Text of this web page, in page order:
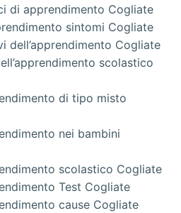
di apprendimento Cogliate
sintomi Cogliate
dell’apprendimento Cogliate
scolastico
di tipo misto
nei bambini
scolastico Cogliate
Test Cogliate
cause Cogliate